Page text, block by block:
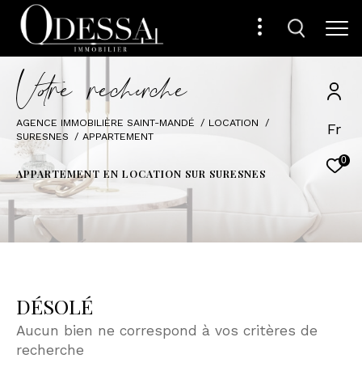
Fr
0
Vore recece
AGENCE IMMOBILIÈRE SAINT-MANDÉ
LOCATION
SURESNES
APPARTEMENT
APPARTEMENT EN LOCATION SUR SURESNES
DÉSOLÉ
Aucun bien ne correspond à vos critères de
recherche